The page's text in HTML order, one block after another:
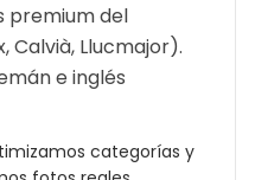
premium del
Calvià, Llucmajor).
e inglés
categorías y